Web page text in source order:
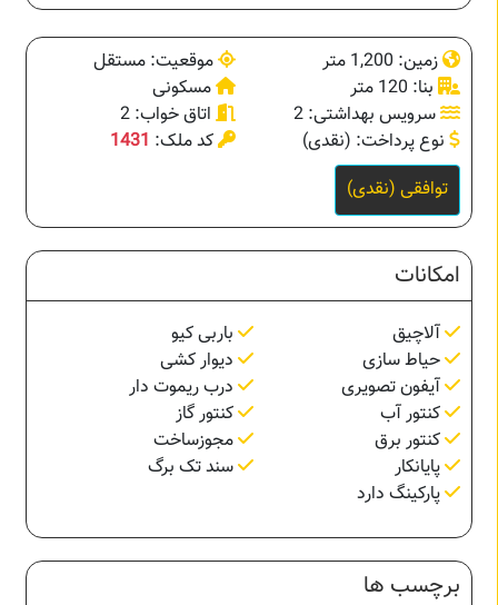
زمین: 1,200 متر
موقعیت: مستقل
بنا: 120 متر
مسکونی
سرویس بهداشتی: 2
اتاق خواب: 2
نوع پرداخت: (نقدی)
کد ملک: 1431
توافقی (نقدی)
امکانات
آلاچیق
باربی کیو
حیاط سازی
دیوار کشی
آیفون تصویری
درب ریموت دار
کنتور آب
کنتور گاز
کنتور برق
مجوزساخت
پایانکار
سند تک برگ
پارکینگ دارد
برچسب ها